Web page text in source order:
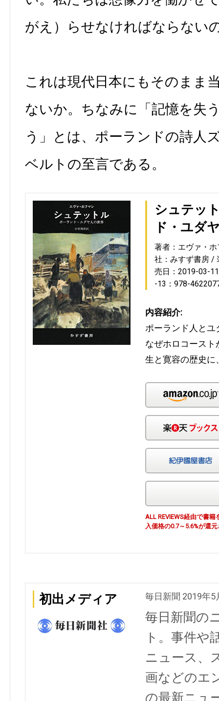
がえ）らせなければならない
これは現代日本にもそのまま
ないか。ちなみに「記憶を失
う」とは、ポーランドの詩人
ベルトの至言である。
シュテッ
ド・ユダ
著者：エヴァ・ホ
社：みすず書房
売日：2019-03-11
-13：978-
内容紹介:
ポーランド人と
なぜホロコース
生と寛容の歴史に
ALL REVIEWS経由で書
入価格の0.7～5.6%が還
初出メディア 毎日新聞 2019年5
毎日新聞の
ト。事件や
ニュース、
画などのエ
の最新ニュ